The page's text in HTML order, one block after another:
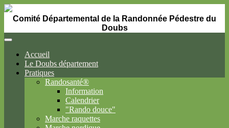
Comité Départemental de la Randonnée Pédestre du
Doubs
Accueil
Le Doubs département
Pratiques
Randosanté®
Information
Calendrier
"Rando douce"
Marche raquettes